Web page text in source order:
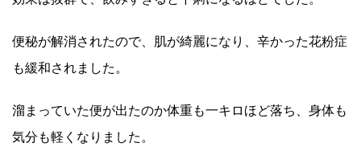
便秘が解消されたので、肌が綺麗になり、辛かった花粉症
も緩和されました。
溜まっていた便が出たのか体重も一キロほど落ち、身体も
気分も軽くなりました。